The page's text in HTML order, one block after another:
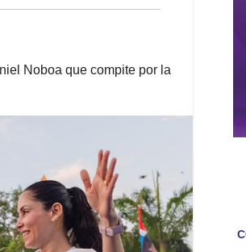
Noboa que compite por la